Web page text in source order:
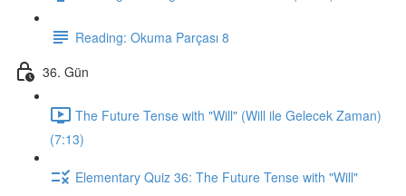
Reading: Okuma Parçası 8
36. Gün
The Future Tense with "Will" (Will ile Gelecek Zaman)
(7:13)
Elementary Quiz 36: The Future Tense with "Will"